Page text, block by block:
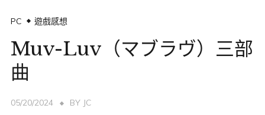
遊戲感想
Muv-Luv（マブラヴ）三部
曲